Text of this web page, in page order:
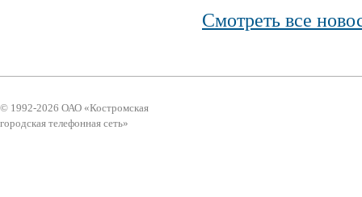
Смотреть все
© 1992-2026 ОАО «Костромская
городская телефонная сеть»